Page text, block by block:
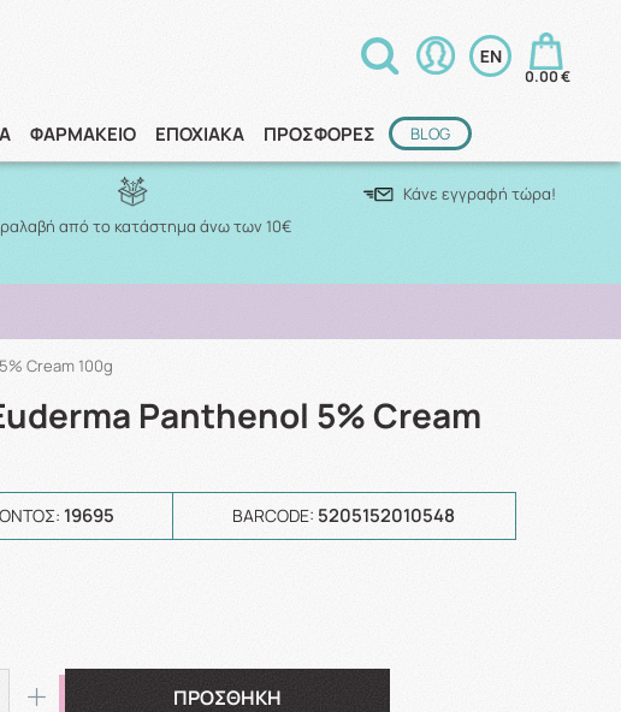
0.00 €
ΦΑΡΜΑΚΕΙΟ ΕΠΟΧΙΑΚΑ ΠΡΟΣΦΟΡΕΣ BLOG
από το κατάστημα άνω των 10€
Κάνε εγγραφή τώρα!
Cream 100g
Panthenol 5% Cream
19695 BARCODE: 5205152010548
ΠΡΟΣΘΗΚΗ